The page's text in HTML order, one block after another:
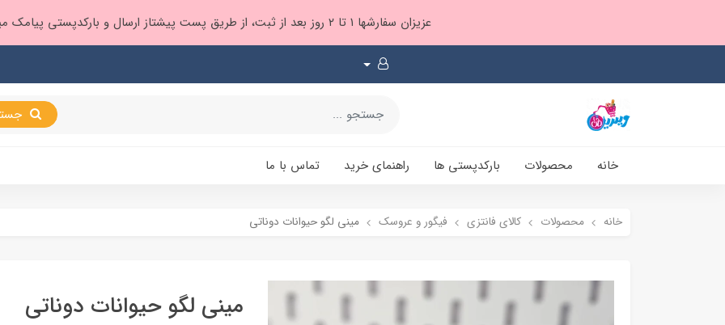
عزیزان سفارشها ۱ تا ۲ روز بعد از ثبت، از طریق پست پیشتاز ارسال و بارکدپستی پیامک میشه براتون ❤️
خانه محصولات بارکدپستی ها راهنمای خرید تماس با ما
خانه محصولات کالای فانتزی فیگور و عروسک مینی لگو حیوانات دوناتی
مینی لگو حیوانات دوناتی